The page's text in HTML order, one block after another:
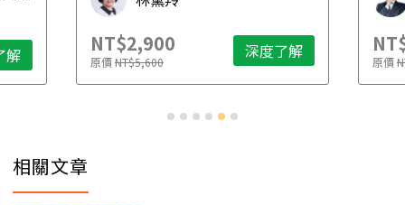
解 NT$2,900
原價NT$5,600 深度了解 原價
相關文章